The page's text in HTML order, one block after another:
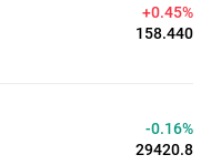
+0.45%
158.440
-0.16%
29420.9